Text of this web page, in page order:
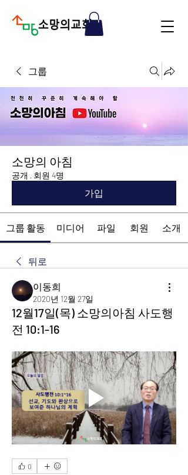
그룹
소망의 아침
공개 · 회원 4명
가입
그룹 활동 미디어 파일 회원 소개
뒤로
이동희
2020년 12월 27일
12월17일(목) 소망의아침 사도행
전 10:1-16
0